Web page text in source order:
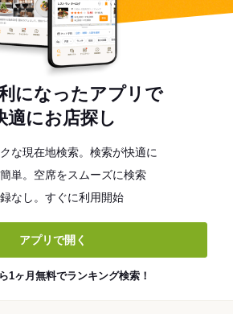
になったアプリで
適にお店探し
な現在地検索。検索が快適に
単。空席をスムーズに検索
なし。すぐに利用開始
アプリで開く
1ヶ月無料でランキング検索！